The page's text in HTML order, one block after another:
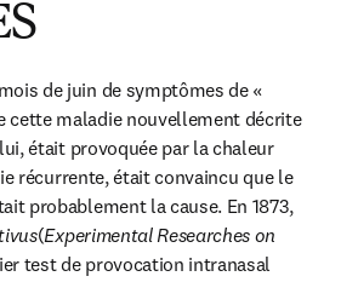
de juin de symptômes de «
cette maladie nouvellement décrite
était provoquée par la chaleur
récurrente, était convaincu que le
probablement la cause. En 1873,
(Experimental Researches on
test de provocation intranasal